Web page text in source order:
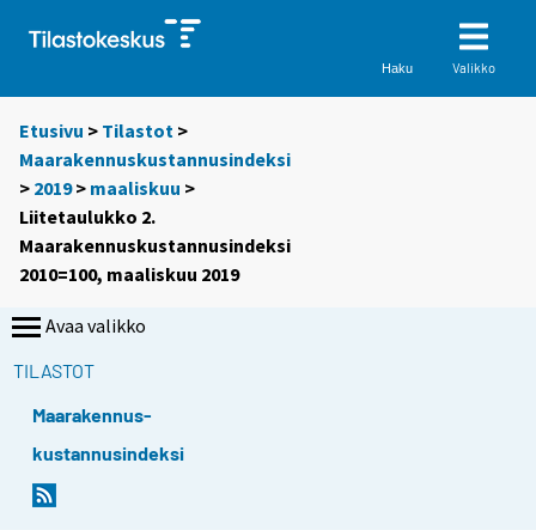
Haku Valikko
Etusivu > Tilastot >
Maarakennuskustannusindeksi
> 2019> maaliskuu >
Liitetaulukko 2.
Maarakennuskustannusindeksi
2010=100, maaliskuu 2019
Avaa valikko
TILASTOT
Maarakennus-
kustannusindeksi